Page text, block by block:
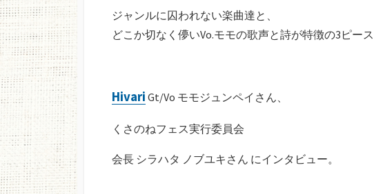
ジャンルに囚われない楽曲達と、
どこか切なく儚いVo.モモの歌声と詩が特徴の3ピース
Hivari Gt/Vo モモジュンペイさん、
くさのねフェス実行委員会
会長 シラハタ ノブユキさん にインタビュー。